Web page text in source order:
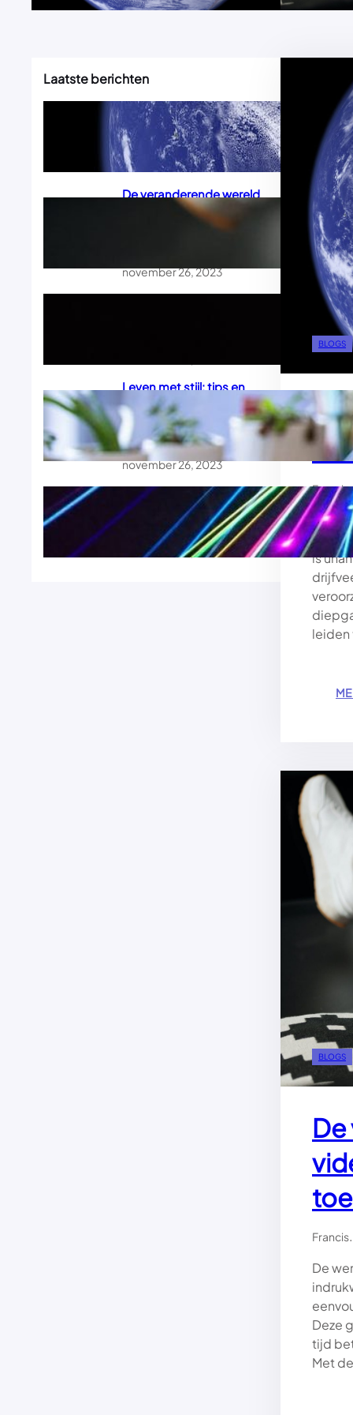
Laatste berichten
Het delicate evenwicht:
onze rol in de
milieubescherming
november 26, 2023
De veranderende wereld
van videogames: trends,
november 26, 2023
Leven met stijl: tips en
trucs voor een gelukkiger,
gezonder en chiquer
leven
november 26, 2023
Innovaties in de techniek:
de toekomst vandaag al
november 26, 2023
BLOGS
de
Francis.
Het is
is
BLOGS
Francis.
De
Deze
tijd
Met